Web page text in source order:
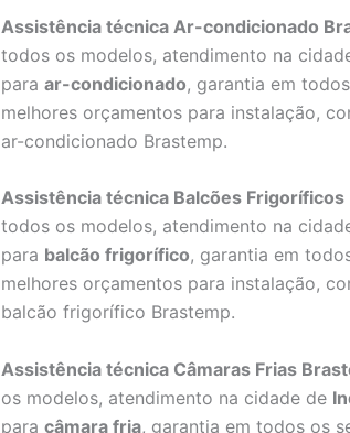
Assistência técnica Ar-condicionado
todos os modelos, atendimento na
para ar-condicionado, garantia em
melhores orçamentos para instalação,
ar-condicionado Brastemp.
Assistência técnica Balcões Frigoríficos
todos os modelos, atendimento na
para balcão frigorífico, garantia em
melhores orçamentos para instalação,
balcão frigorífico Brastemp.
Assistência técnica Câmaras Frias
os modelos, atendimento na cidade de
para câmara fria, garantia em todos os